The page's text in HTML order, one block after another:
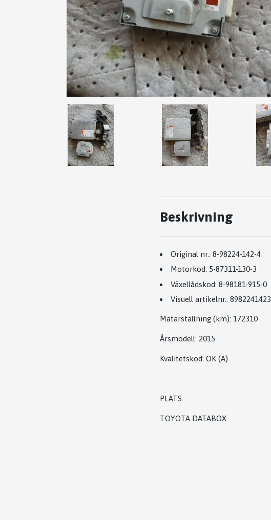
Beskrivning
Original nr.: 8-98224-142-4
Motorkod: 5-87311-130-3
Växellådskod: 8-98181-915-0
Visuell artikelnr.: 8982241423
Mätarställning (km): 172310
Årsmodell: 2015
Kvalitetskod: OK (A)
PLATS
TOYOTA DATABOX